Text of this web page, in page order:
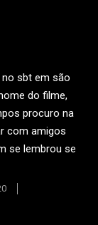
sbt em são
do filme,
procuro na
com amigos
se lembrou se